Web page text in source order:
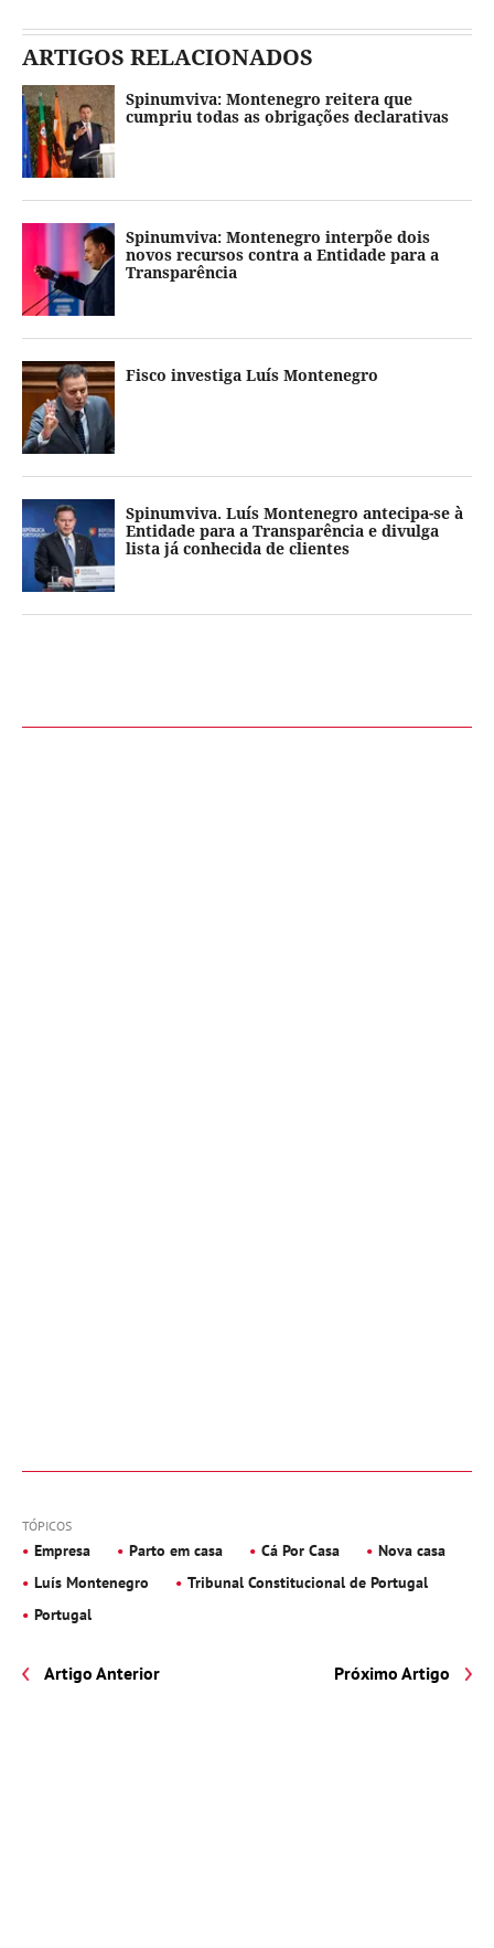
ARTIGOS RELACIONADOS
Spinumviva: Montenegro reitera que
cumpriu todas as obrigações declarativas
Spinumviva: Montenegro interpõe dois
novos recursos contra a Entidade para a
Transparência
Fisco investiga Luís Montenegro
Spinumviva. Luís Montenegro antecipa-se à
Entidade para a Transparência e divulga
lista já conhecida de clientes
TÓPICOS
Empresa Parto em casa Cá Por Casa
Nova casa
Luís Montenegro
Tribunal Constitucional de Portugal
Portugal
Artigo Anterior Próximo Artigo